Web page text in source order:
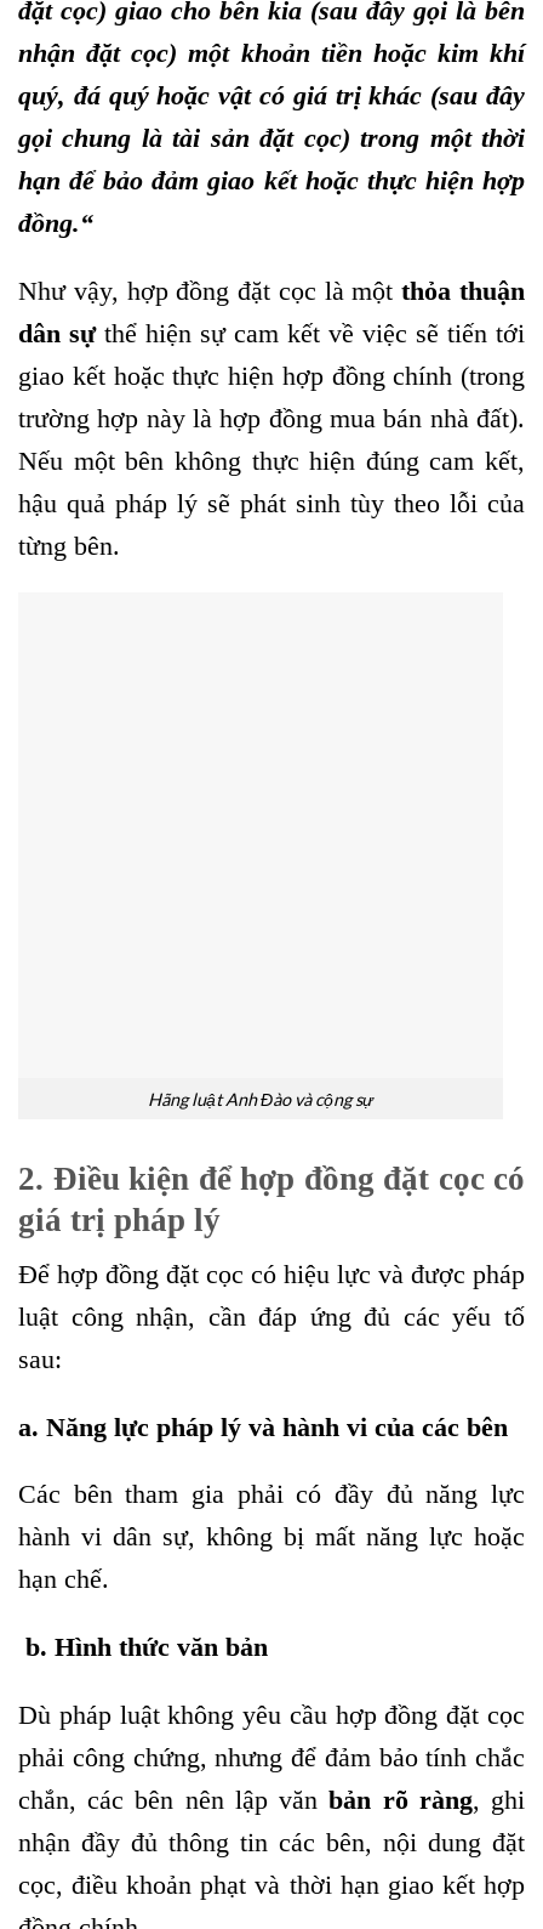
đặt cọc) giao cho bên kia (sau đây gọi là bên
nhận đặt cọc) một khoản tiền hoặc kim khí
quý, đá quý hoặc vật có giá trị khác (sau đây
gọi chung là tài sản đặt cọc) trong một thời
hạn để bảo đảm giao kết hoặc thực hiện hợp
đồng.“
Như vậy, hợp đồng đặt cọc là mộtthỏa thuận
dân sự thể hiện sự cam kết về việc sẽ tiến tới
giao kết hoặc thực hiện hợp đồng chính (trong
trường hợp này là hợp đồng mua bán nhà đất).
Nếu một bên không thực hiện đúng cam kết,
hậu quả pháp lý sẽ phát sinh tùy theo lỗi của
từng bên.
Hãng luật Anh Đào và cộng sự
2. Điều kiện để hợp đồng đặt cọc có
giá trị pháp lý
Để hợp đồng đặt cọc có hiệu lực và được pháp
luật công nhận, cần đáp ứng đủ các yếu tố
sau:
a. Năng lực pháp lý và hành vi của các bên
Các bên tham gia phải có đầy đủ năng lực
hành vi dân sự, không bị mất năng lực hoặc
hạn chế.
b. Hình thức văn bản
Dù pháp luật không yêu cầu hợp đồng đặt cọc
phải công chứng, nhưng để đảm bảo tính chắc
chắn, các bên nên lập vănbản rõ ràng, ghi
nhận đầy đủ thông tin các bên, nội dung đặt
cọc, điều khoản phạt và thời hạn giao kết hợp